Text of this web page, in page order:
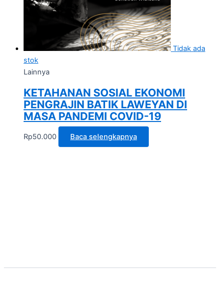
Tidak ada
stok
Lainnya
KETAHANAN SOSIAL EKONOMI
PENGRAJIN BATIK LAWEYAN DI
MASA PANDEMI COVID-19
Rp50.000 Baca selengkapnya